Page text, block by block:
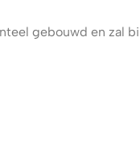
gebouwd en zal